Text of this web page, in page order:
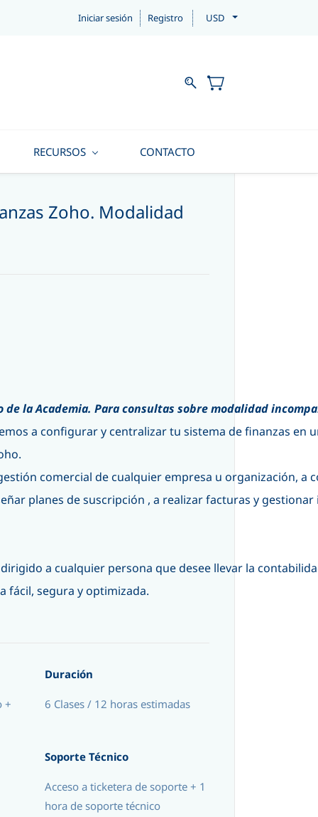
Iniciar sesión Registro USD
RECURSOS CONTACTO
Zoho. Modalidad
de la Academia. Para consultas sobre modalidad
a configurar y centralizar tu sistema de finanzas en
comercial de cualquier empresa u organización, a
planes de suscripción , a realizar facturas y
a cualquier persona que desee llevar la
fácil, segura y optimizada.
+
Duración
6 Clases / 12 horas estimadas
Soporte Técnico
Acceso a ticketera de soporte + 1
hora de soporte técnico